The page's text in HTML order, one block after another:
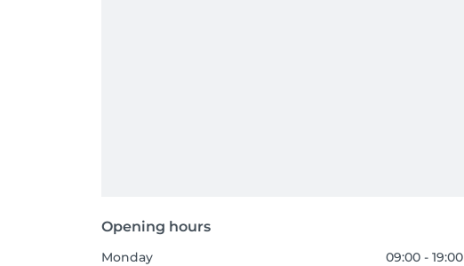
Opening hours
Monday
09:00 - 19:00